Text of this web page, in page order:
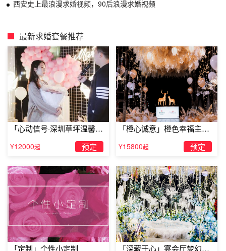
西安史上最浪漫求婚视频，90后浪漫求婚视频
最新求婚套餐推荐
「心动信号·深圳草坪温馨求
¥12000起 预定
「橙心诚意」橙色幸福主题
¥15800起 预定
「定制」个性小定制 「深藏于心」宴会厅梦幻主